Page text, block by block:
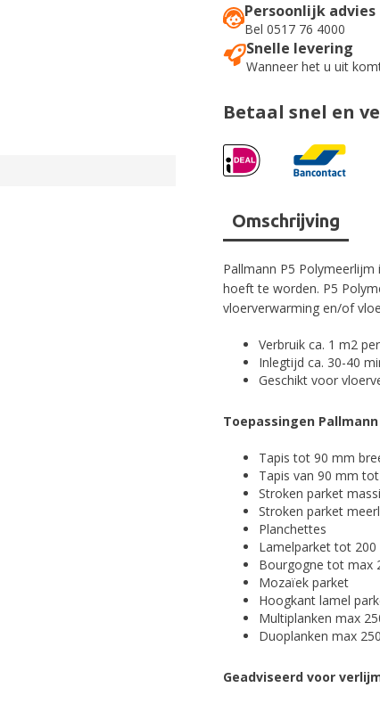
Persoonlijk advies
Bel 0517 76 4000
Snelle levering
Wanneer het u uit
Betaal snel en
Omschrijving
Pallmann P5
hoeft te worden. P5
vloerverwarming en/of
Verbruik ca. 1 m2
Inlegtijd ca. 30-40
Geschikt voor
Toepassingen
Tapis tot 90 mm
Tapis van 90 mm
Stroken parket
Stroken parket
Planchettes
Lamelparket tot
Bourgogne tot max
Mozaïek parket
Hoogkant lamel
Multiplanken max
Duoplanken max
Geadviseerd voor